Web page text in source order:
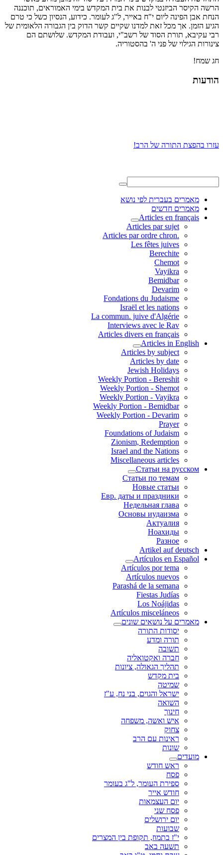
הרשה הקיסר הביזנטי לבנות את בית המקדש בימי האמוראים, תוכננה
הנחת אבן הפינה ליום י"ח באייר, ל"ג לעומר. כידוע, הנסיון כשל כי טרם
הגיע הזמן. אך מכל זאת למדנו שקיים קשר הדוק בין הגבורה הלאומית של
רבי עקיבא, תורת הסוד של רשב"י, ועבודת המקדש. שלושתם הם
צינורות הגילוי של פני ה' בהסטוריה.
חג שמח!
הודעות
עזרו בהפצת התורה של הרב!
מאמרים בעברית לפי נושא
מאמרים חדשים
Articles en français
Articles par sujet
.Articles par ordre chron
Les fêtes juives
Berechite
Chemot
Vayikra
Bemidbar
Devarim
Fondations du Judaisme
Israël et les nations
La commun. juive d'Algérie
Interviews avec le Rav
Articles divers en français
Articles in English
Articles by subject
Articles by date
Jewish Holidays
Weekly Portion - Bereshit
Weekly Portion - Shemot
Weekly Portion - Vayikra
Weekly Portion - Bemidbar
Weekly Portion - Devarim
Prayer
Foundations of Judaism
Zionism, Redemption
Israel and the Nations
Miscellaneous articles
Статьи на русском
Статьи по темам
Новые статьи
Евр. даты и праздники
Недельная глава
Основы иудаизма
Актуалия
Ноахиды
Разное
Artikel auf deutsch
Artículos en Español
Artículos por tema
Artículos nuevos
Parashá de la semana
Fiestas Judías
Los Noájidas
Artículos misceláneos
מאמרים על נושאים שונים
יסודות התורה
תורה ומדע
תשובה
חברה ואקטואליה
תהליך הגאולה, ציונות
בית מקדש
שמיטה
ישראל והגוים, בני נח, ע"ז
השואה
חינוך
איש ואשה, משפחה
צחוק
ראינות עם הרב
שונות
מועדים
ראש חודש
פסח
ספירת העומר, ל"ג בעומר
חודש אייר
יום העצמאות
פסח שני
יום ירושלים
שבועות
י"ז בתמוז, תקופת בין המצרים
תשעה באב